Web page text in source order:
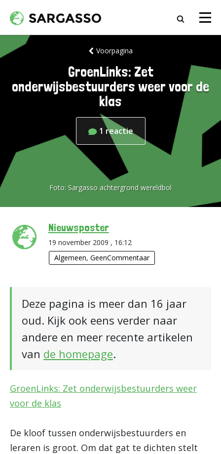
Voorpagina
GroenLinks: Zet
onderwijsbestuurders weer voor de
klas
1 reactie
Foto: Sargasso achtergrond wereldbol
Nieuwsposter
19 november 2009 , 16:12
Algemeen, GeenCommentaar
Deze pagina is meer dan 16 jaar
oud. Kijk ook eens verder naar
andere en meer recente artikelen
van de homepage.
GroenLinks: Zet onderwijsbestuurders weer
voor de klas
De kloof tussen onderwijsbestuurders en
leraren is groot. Om dat gat te dichten stelt